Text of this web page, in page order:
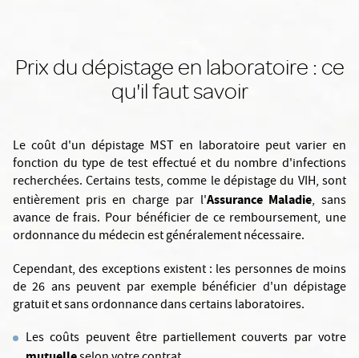
Prix du dépistage en laboratoire : ce
qu'il faut savoir
Le coût d'un dépistage MST en laboratoire peut varier en
fonction du type de test effectué et du nombre d'infections
recherchées. Certains tests, comme le dépistage du VIH, sont
entièrement pris en charge par l'Assurance Maladie, sans
avance de frais. Pour bénéficier de ce remboursement, une
ordonnance du médecin est généralement nécessaire.
Cependant, des exceptions existent : les personnes de moins
de 26 ans peuvent par exemple bénéficier d'un dépistage
gratuit et sans ordonnance dans certains laboratoires.
Les coûts peuvent être partiellement couverts par votre